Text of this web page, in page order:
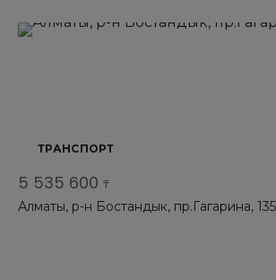
ТРАНСПОРТ
5 535 600 ₸
Алматы, р-н Бостандык, пр.Гагарина,